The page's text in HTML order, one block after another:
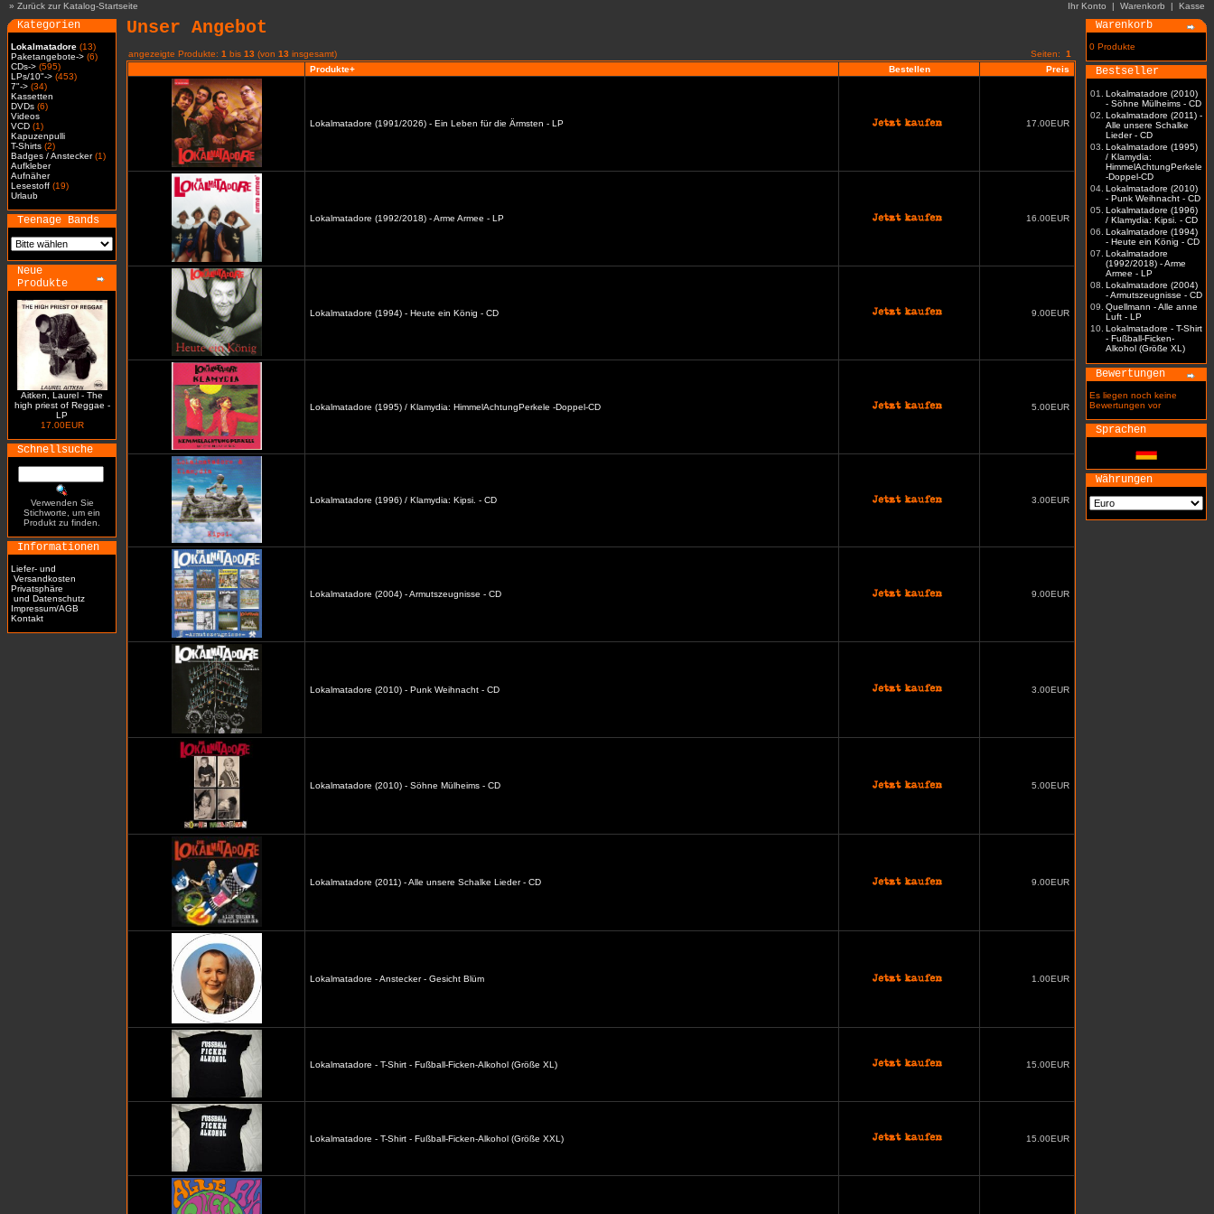
» Zurück zur Katalog-Startseite Ihr Konto | Warenkorb | Kasse
Kategorien
Lokalmatadore (13)
Paketangebote-> (6)
CDs-> (595)
LPs/10"-> (453)
7"-> (34)
Kassetten
DVDs (6)
Videos
VCD (1)
Kapuzenpulli
T-Shirts (2)
Badges / Anstecker(1)
Aufkleber
Aufnäher
Lesestoff (19)
Urlaub
Teenage Bands
Neue
Produkte
Aitken, Laurel - The
high priest of Reggae -
LP
17.00EUR
Schnellsuche
Verwenden Sie
Stichworte, um ein
Produkt zu finden.
Informationen
Liefer- und
Versandkosten
Privatsphäre
und Datenschutz
Impressum/AGB
Kontakt
Unser Angebot
angezeigte Produkte: 1 bis 13 (von 13 insgesamt) Seiten: 1
Produkte+
Bestellen Preis
Lokalmatadore (1991/2026) - Ein Leben für die Ärmsten - LP 17.00EUR
Lokalmatadore (1992/2018) - Arme Armee - LP 16.00EUR
Lokalmatadore (1994) - Heute ein König - CD 9.00EUR
Lokalmatadore (1995) / Klamydia: HimmelAchtungPerkele -Doppel-CD 5.00EUR
Lokalmatadore (1996) / Klamydia: Kipsi. - CD 3.00EUR
Lokalmatadore (2004) - Armutszeugnisse - CD 9.00EUR
Lokalmatadore (2010) - Punk Weihnacht - CD 3.00EUR
Lokalmatadore (2010) - Söhne Mülheims - CD 5.00EUR
Lokalmatadore (2011) - Alle unsere Schalke Lieder - CD 9.00EUR
Lokalmatadore - Anstecker - Gesicht Blüm 1.00EUR
Lokalmatadore - T-Shirt - Fußball-Ficken-Alkohol (Größe XL) 15.00EUR
Lokalmatadore - T-Shirt - Fußball-Ficken-Alkohol (Größe XXL) 15.00EUR
Warenkorb
0 Produkte
Bestseller
01.
Lokalmatadore (2010)
- Söhne Mülheims - CD
02. Lokalmatadore (2011) -
Alle unsere Schalke
Lieder - CD
03. Lokalmatadore (1995)
/ Klamydia:
HimmelAchtungPerkele
-Doppel-CD
04. Lokalmatadore (2010)
- Punk Weihnacht - CD
05. Lokalmatadore (1996)
/ Klamydia: Kipsi. - CD
06. Lokalmatadore (1994)
- Heute ein König - CD
07. Lokalmatadore
(1992/2018) - Arme
Armee - LP
08. Lokalmatadore (2004)
- Armutszeugnisse - CD
09. Quellmann - Alle anne
Luft - LP
10. Lokalmatadore - T-Shirt
- Fußball-Ficken-
Alkohol (Größe XL)
Bewertungen
Es liegen noch keine
Bewertungen vor
Sprachen
Währungen